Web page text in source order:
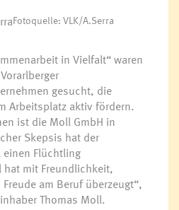
Fotoquelle: VLK/A.Serra
in Vielfalt“ waren
gesucht, die
Arbeitsplatz aktiv fördern.
ist die Moll GmbH in
Skepsis hat der
Flüchtling
hat mit Freundlichkeit,
am Beruf überzeugt“,
Thomas Moll.